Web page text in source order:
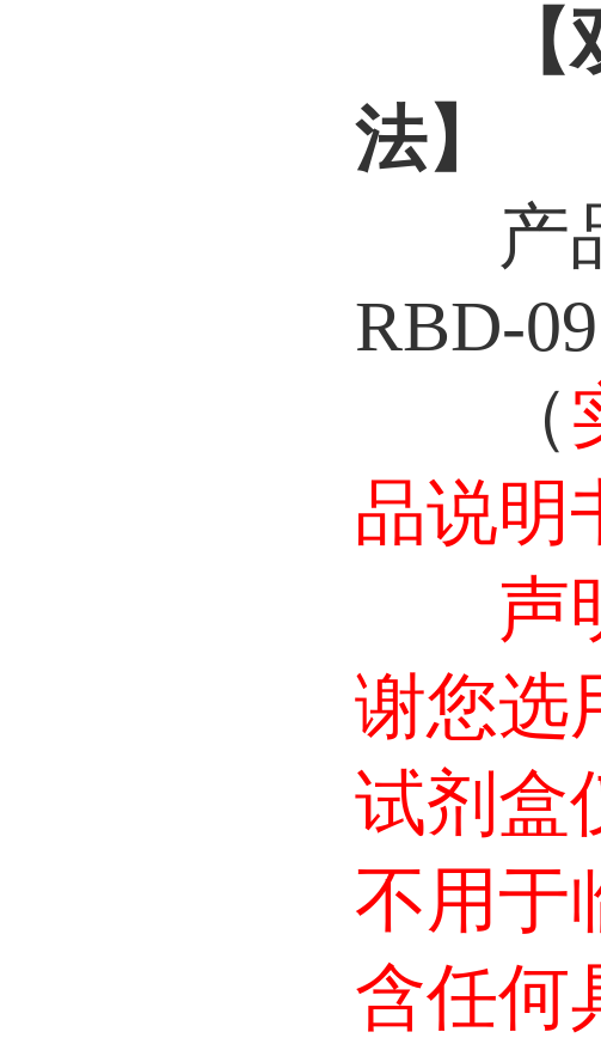
法】
产
RBD-09
（
品说明
声
谢您选
试剂盒
不用于
含任何